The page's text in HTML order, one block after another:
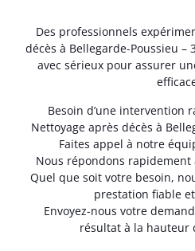
Des professionnels
décès à Bellegarde-Poussieu –
avec sérieux pour assurer
Besoin d’une intervention
Nettoyage après décès à
Faites appel à notre
Nous répondons rapidement
Quel que soit votre besoin,
prestation fiable
Envoyez-nous votre
résultat à la hauteur